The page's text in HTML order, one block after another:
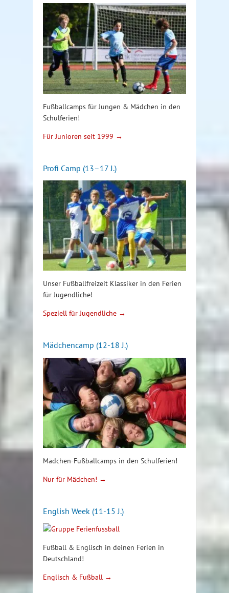
Fußballcamps für Jungen & Mädchen in den
Schulferien!
Für Junioren seit 1999 →
Profi Camp (13–17 J.)
Unser Fußballfreizeit Klassiker in den Ferien
für Jugendliche!
Speziell für Jugendliche →
Mädchencamp (12-18 J.)
Mädchen-Fußballcamps in den Schulferien!
Nur für Mädchen! →
English Week (11-15 J.)
Fußball & Englisch in deinen Ferien in
Deutschland!
Englisch & Fußball →